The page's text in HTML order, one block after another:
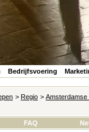
Bedrijfsvoering
> Regio >
FAQ